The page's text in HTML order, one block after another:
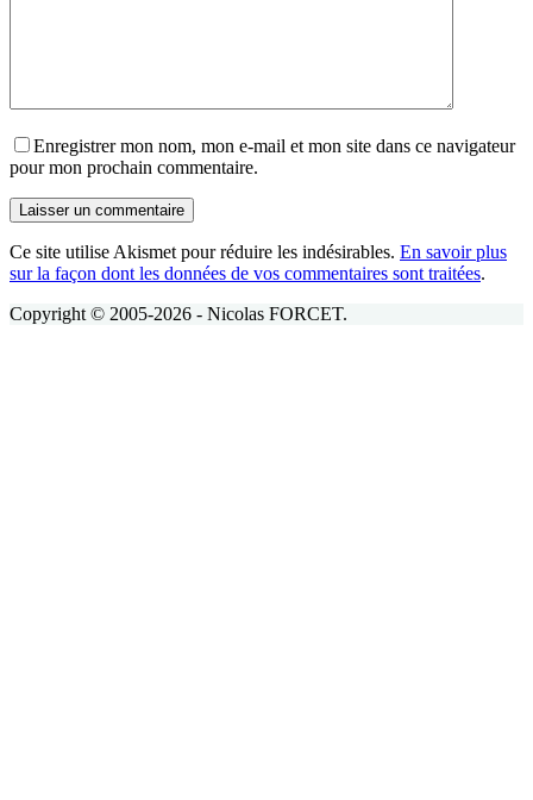
Enregistrer mon nom, mon e-mail et mon site dans ce navigateur
pour mon prochain commentaire.
Laisser un commentaire
Ce site utilise Akismet pour réduire les indésirables. En savoir plus
sur la façon dont les données de vos commentaires sont traitées.
Copyright © 2005-2026 - Nicolas FORCET.